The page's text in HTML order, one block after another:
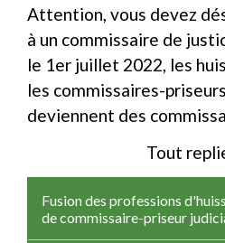
Attention, vous devez
à un commissaire de
le 1er juillet 2022, les
les commissaires-
deviennent des
Tout
Fusion des professions
de commissaire-priseur